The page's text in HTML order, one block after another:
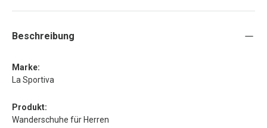
Beschreibung
Marke:
La Sportiva
Produkt:
Wanderschuhe für Herren